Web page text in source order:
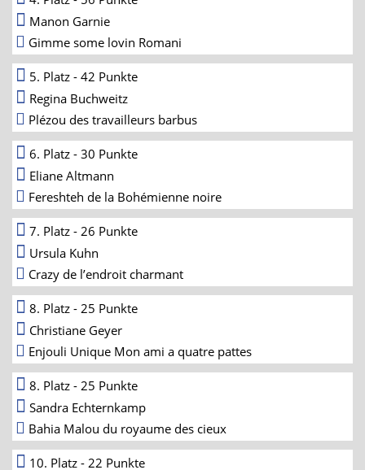
Manon Garnie
Gimme some lovin Romani
5. Platz - 42 Punkte
Regina Buchweitz
Plézou des travailleurs barbus
6. Platz - 30 Punkte
Eliane Altmann
Fereshteh de la Bohémienne noire
7. Platz - 26 Punkte
Ursula Kuhn
Crazy de l’endroit charmant
8. Platz - 25 Punkte
Christiane Geyer
Enjouli Unique Mon ami a quatre pattes
8. Platz - 25 Punkte
Sandra Echternkamp
Bahia Malou du royaume des cieux
10. Platz - 22 Punkte